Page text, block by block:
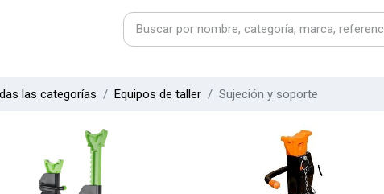
las categorías Equipos de taller Sujeción y soporte